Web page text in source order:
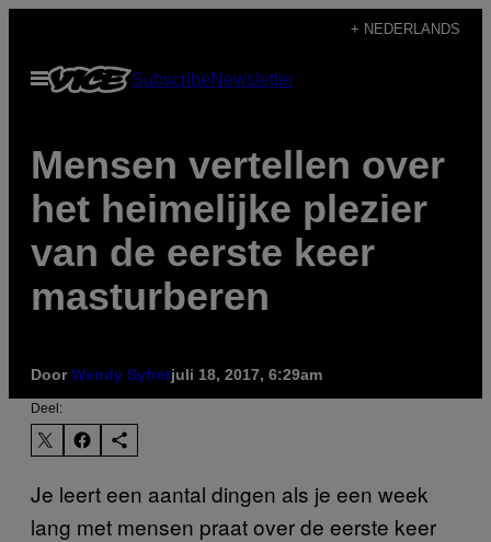
de
+ NEDERLANDS
Open
menu
SubscribeNewsletter
Mensen vertellen over
het heimelijke plezier
van de eerste keer
masturberen
DoorWendy Syfretjuli 18, 2017, 6:29am
Deel:
Je leert een aantal dingen als je een week
lang met mensen praat over de eerste keer